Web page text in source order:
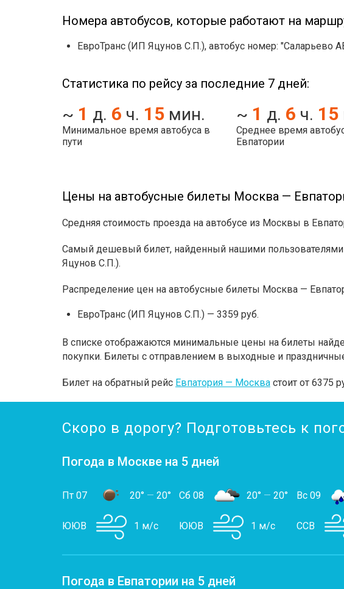
Номера автобусов, которые работают на
ЕвроТранс (ИП Яцунов С.П.), автобус номер:
Статистика по рейсу за последние 7 дней:
~ 1 д. 6 ч. 15 мин.
Минимальное время автобуса в
пути
~ 1 д. 6 ч. 15
Среднее время
Евпатории
Цены на автобусные билеты Москва —
Средняя стоимость проезда на автобусе из Москвы в
Самый дешевый билет, найденный нашими пользователями
Яцунов С.П.).
Распределение цен на автобусные билеты Москва —
ЕвроТранс (ИП Яцунов С.П.) — 3359 руб.
В списке отображаются минимальные цены на билеты
покупки. Билеты с отправлением в выходные и
Билет на обратный рейс Евпатория — Москва стоит от 6375
Скоро в дорогу? Подготовьтесь к
Погода в Москве на 5 дней
Пт 07 20° — 20°
ЮЮВ 1 м/с
Сб 08 20° — 20°
ЮЮВ 1 м/с
Вс 09
ССВ
Погода в Евпатории на 5 дней